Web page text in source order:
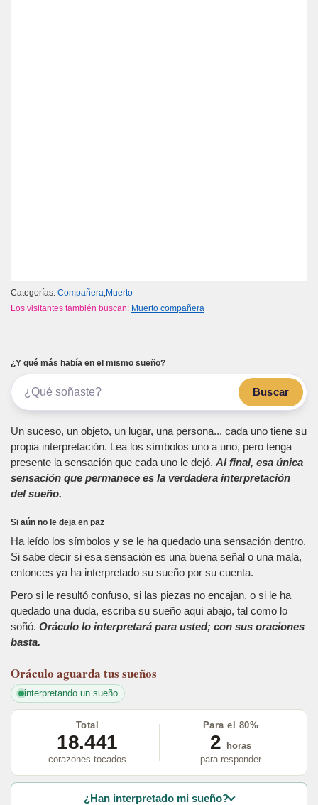
Categorías: Compañera,Muerto
Los visitantes también buscan: Muerto compañera
¿Y qué más había en el mismo sueño?
Buscar
Un suceso, un objeto, un lugar, una persona... cada uno tiene su
propia interpretación. Lea los símbolos uno a uno, pero tenga
presente la sensación que cada uno le dejó. Al final, esa única
sensación que permanece es la verdadera interpretación
del sueño.
Si aún no le deja en paz
Ha leído los símbolos y se le ha quedado una sensación dentro.
Si sabe decir si esa sensación es una buena señal o una mala,
entonces ya ha interpretado su sueño por su cuenta.
Pero si le resultó confuso, si las piezas no encajan, o si le ha
quedado una duda, escriba su sueño aquí abajo, tal como lo
soñó. Oráculo lo interpretará para usted; con sus oraciones
basta.
Oráculo aguarda tus sueños
interpretando un sueño
Total
18.441
corazones tocados
Para el 80%
2
horas
para responder
¿Han interpretado mi sueño?